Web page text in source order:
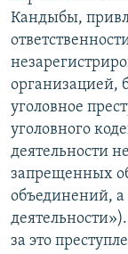
Кандыбы,
организацией,
уголовное
уголовного
деятельности
запрещенных
объединений,
за это